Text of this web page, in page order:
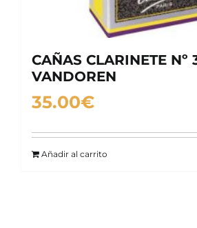
CAÑAS CLARINETE Nº
VANDOREN
35.00€
Añadir al carrito